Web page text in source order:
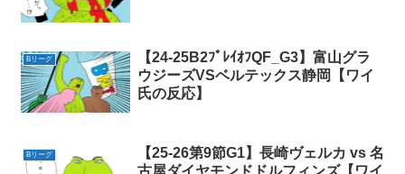
Bリーグ
【24-25B2ﾌﾟﾚｲｵﾌQF_G3】富山グラ
ウジーズVSベルテックス静岡【ワイ
氏の反応】
Bリーグ
【25-26第9節G1】長崎ヴェルカ vs 名
古屋ダイヤモンドドルフィンズ【ワイ